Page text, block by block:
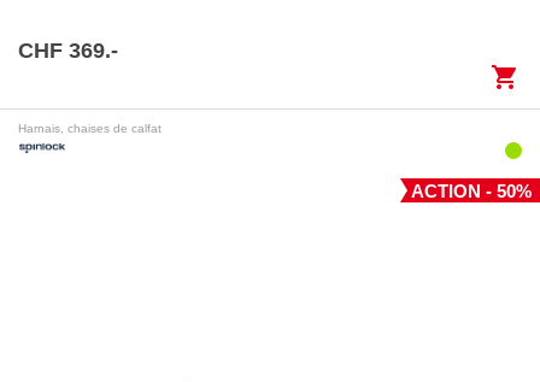
CHF 369.-
shopping_cart
Harnais, chaises de calfat
ACTION - 50%